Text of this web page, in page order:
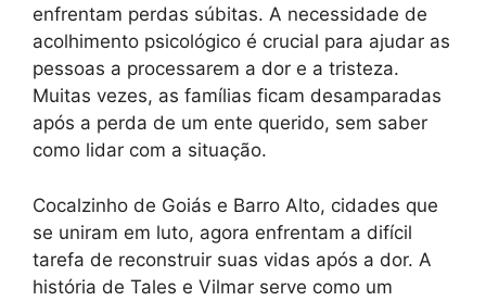
enfrentam perdas súbitas. A necessidade de
acolhimento psicológico é crucial para ajudar as
pessoas a processarem a dor e a tristeza.
Muitas vezes, as famílias ficam desamparadas
após a perda de um ente querido, sem saber
como lidar com a situação.
Cocalzinho de Goiás e Barro Alto, cidades que
se uniram em luto, agora enfrentam a difícil
tarefa de reconstruir suas vidas após a dor. A
história de Tales e Vilmar serve como um